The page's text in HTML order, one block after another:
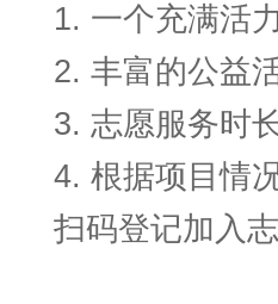
1. 一个充满活
2. 丰富的公益
3. 志愿服务时
4. 根据项目情
扫码登记加入